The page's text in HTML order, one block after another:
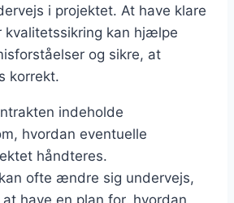
i projektet. At have klare
kvalitetssikring kan hjælpe
og sikre, at
korrekt.
indeholde
hvordan eventuelle
håndteres.
ofte ændre sig undervejs,
have en plan for, hvordan